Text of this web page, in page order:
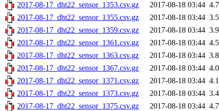
2017-08-17_dht22_sensor_1353.csv.gz
2017-08-18 03:44
2017-08-17_dht22_sensor_1355.csv.gz
2017-08-18 03:44
2017-08-17_dht22_sensor_1359.csv.gz
2017-08-18 03:44
2017-08-17_dht22_sensor_1361.csv.gz
2017-08-18 03:44
2017-08-17_dht22_sensor_1363.csv.gz
2017-08-18 03:44
2017-08-17_dht22_sensor_1367.csv.gz
2017-08-18 03:44
2017-08-17_dht22_sensor_1371.csv.gz
2017-08-18 03:44
2017-08-17_dht22_sensor_1373.csv.gz
2017-08-18 03:44
2017-08-17_dht22_sensor_1375.csv.gz
2017-08-18 03:44